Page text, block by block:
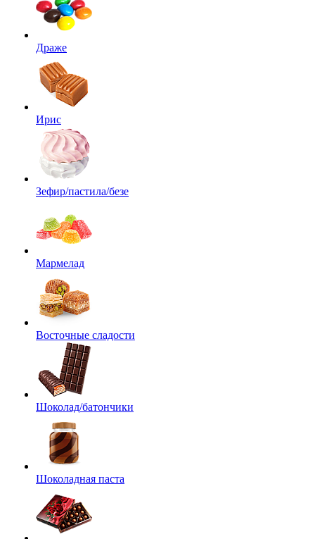
Драже
Ирис
Зефир/пастила/безе
Мармелад
Восточные сладости
Шоколад/батончики
Шоколадная паста